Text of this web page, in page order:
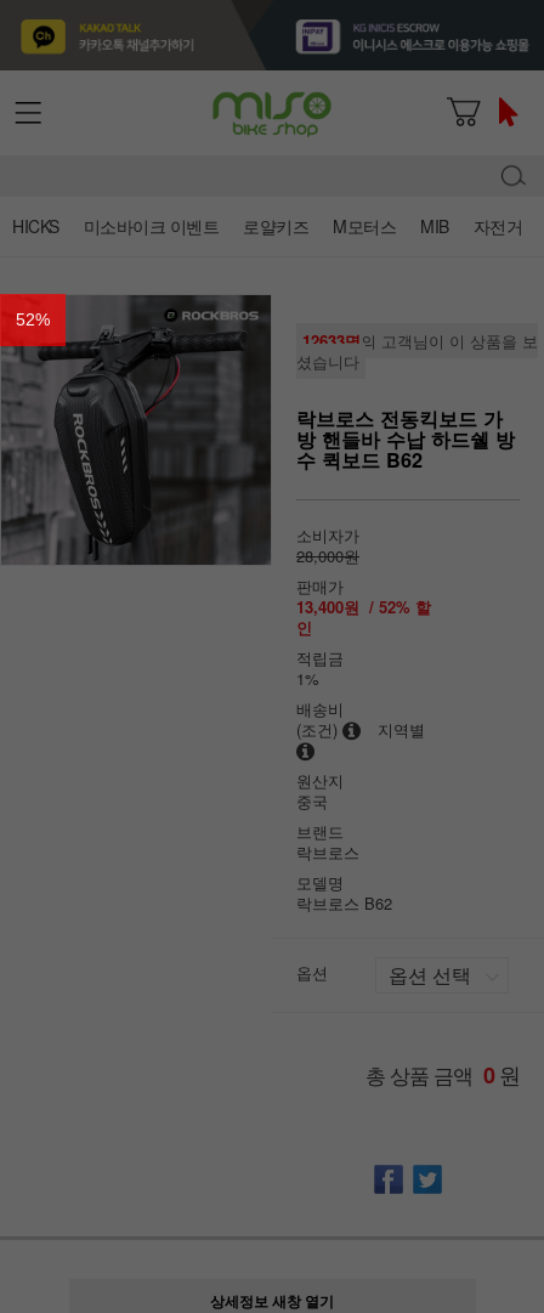
HICKS 미소바이크 이벤트 로얄키즈 M모터스 MIB 자전거
52%
12633명의 고객님이 이 상품을 보
셨습니다
락브로스 전동킥보드 가
방 핸들바 수납 하드쉘 방
수 퀵보드 B62
소비자가
28,000원
판매가
13,400원 / 52% 할
인
적립금
1%
배송비
(조건)
지역별
원산지
중국
브랜드
락브로스
모델명
락브로스 B62
옵션
총 상품 금액 0원
상세정보 새창 열기